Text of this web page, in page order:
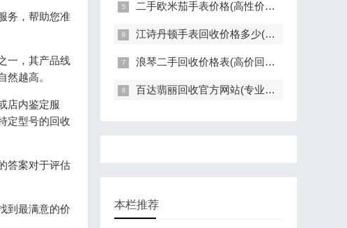
务，帮助您准
一，其产品线
越高。
店内鉴定服
定型号的回收
答案对于评估
到最满意的价
二手欧米茄手表价格(高性价比的二手欧米茄手表推荐)
江诗丹顿手表回收价格多少(高价回收指南)
浪琴二手回收价格表(高价回收，快速评估，全面解读)
百达翡丽回收官方网站(专业回收服务，高价回收，轻松变现)
本栏推荐